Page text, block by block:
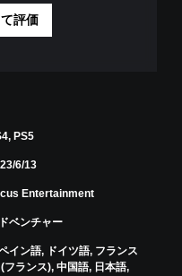
評価
PS5
6/13
Entertainment
ベンチャー
イン語, ドイツ語, フランス
フランス), 中国語, 日本語,